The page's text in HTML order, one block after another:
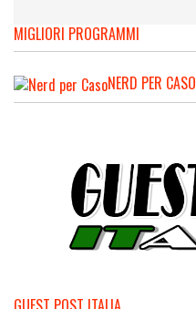
MIGLIORI PROGRAMMI
NERD PER CASO